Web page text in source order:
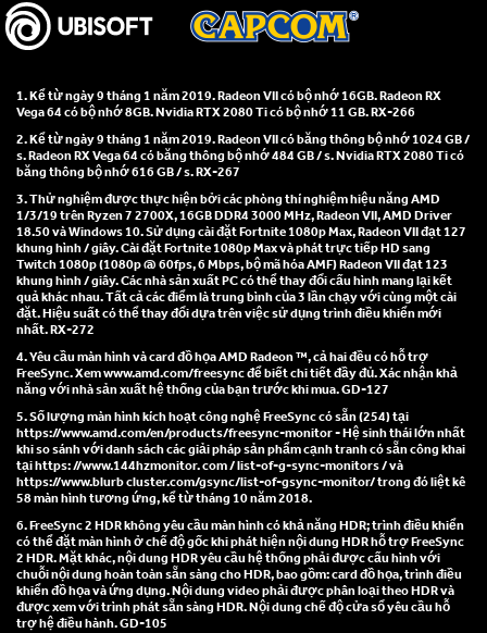
1. Kể từ ngày 9 tháng 1 năm 2019. Radeon VII có bộ nhớ 16GB. Radeon RX
Vega 64 có bộ nhớ 8GB. Nvidia RTX 2080 Ti có bộ nhớ 11 GB. RX-266
2. Kể từ ngày 9 tháng 1 năm 2019. Radeon VII có băng thông bộ nhớ 1024 GB /
s. Radeon RX Vega 64 có băng thông bộ nhớ 484 GB / s. Nvidia RTX 2080 Ti có
băng thông bộ nhớ 616 GB / s. RX-267
3. Thử nghiệm được thực hiện bởi các phòng thí nghiệm hiệu năng AMD
1/3/19 trên Ryzen 7 2700X, 16GB DDR4 3000 MHz, Radeon VII, AMD Driver
18.50 và Windows 10. Sử dụng cài đặt Fortnite 1080p Max, Radeon VII đạt 127
khung hình / giây. Cài đặt Fortnite 1080p Max và phát trực tiếp HD sang
Twitch 1080p (1080p @ 60fps, 6 Mbps, bộ mã hóa AMF) Radeon VII đạt 123
khung hình / giây. Các nhà sản xuất PC có thể thay đổi cấu hình mang lại kết
quả khác nhau. Tất cả các điểm là trung bình của 3 lần chạy với cùng một cài
đặt. Hiệu suất có thể thay đổi dựa trên việc sử dụng trình điều khiển mới
nhất. RX-272
4. Yêu cầu màn hình và card đồ họa AMD Radeon ™, cả hai đều có hỗ trợ
FreeSync. Xem www.amd.com/freesync để biết chi tiết đầy đủ. Xác nhận khả
năng với nhà sản xuất hệ thống của bạn trước khi mua. GD-127
5. Số lượng màn hình kích hoạt công nghệ FreeSync có sẵn (254) tại
https://www.amd.com/en/products/freesync-monitor - Hệ sinh thái lớn nhất
khi so sánh với danh sách các giải pháp sản phẩm cạnh tranh có sẵn công khai
tại https: //www.144hzmonitor. com / list-of-g-sync-monitors / và
https://www.blurb cluster.com/gsync/list-of-gsync-monitor/ trong đó liệt kê
58 màn hình tương ứng, kể từ tháng 10 năm 2018.
6. FreeSync 2 HDR không yêu cầu màn hình có khả năng HDR; trình điều khiển
có thể đặt màn hình ở chế độ gốc khi phát hiện nội dung HDR hỗ trợ FreeSync
2 HDR. Mặt khác, nội dung HDR yêu cầu hệ thống phải được cấu hình với
chuỗi nội dung hoàn toàn sẵn sàng cho HDR, bao gồm: card đồ họa, trình điều
khiển đồ họa và ứng dụng. Nội dung video phải được phân loại theo HDR và
được xem với trình phát sẵn sàng HDR. Nội dung chế độ cửa sổ yêu cầu hỗ
trợ hệ điều hành. GD-105